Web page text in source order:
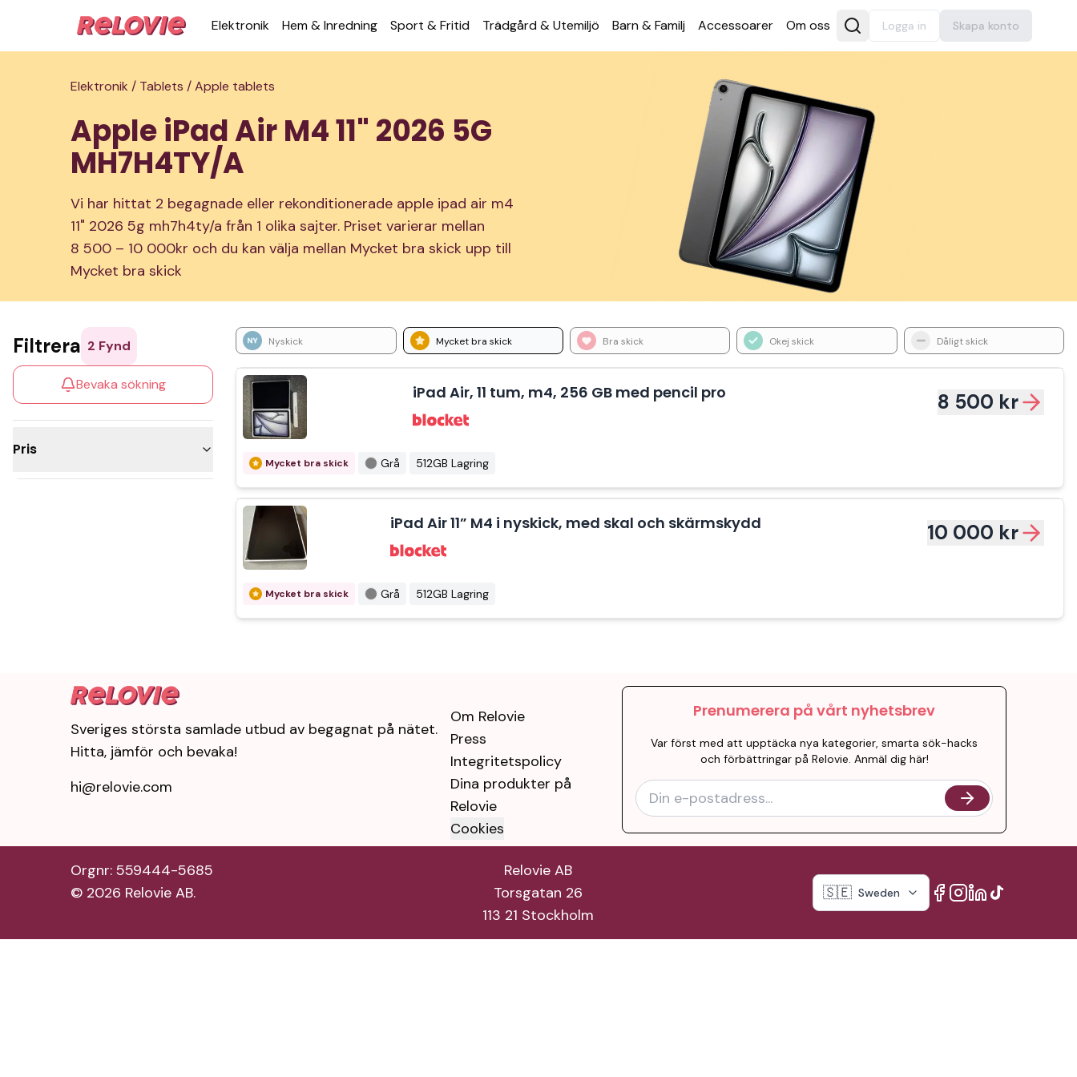
Elek­tronik Hem & Inred­ning Sport & Fritid Trädgård & Utemiljö Barn & Familj Acces­soarer Om oss Logga in Skapa konto
Elektronik / Tablets /Apple tablets
Apple iPad Air M4 11" 2026 5G
MH7H4TY/A
Vi har hittat 2 begagnade eller rekonditionerade apple ipad air m4
11" 2026 5g mh7h4ty/a från 1 olika sajter. Priset varierar mellan
8 500 – 10 000kr och du kan välja mellan Mycket bra skick upp till
Mycket bra skick
Nyskick Mycket bra skick Bra skick Okej skick Dåligt skick
Filtrera 2 Fynd
Bevaka sökning
Pris
iPad Air, 11 tum, m4, 256 GB med pencil pro 8 500 kr
Mycket bra skick Grå 512GB Lagring
iPad Air 11” M4 i nyskick, med skal och skärmskydd 10 000 kr
Mycket bra skick Grå 512GB Lagring
Sveriges största samlade utbud av begagnat på nätet.
Hitta, jämför och bevaka!
hi@relovie.com
Om Relovie
Press
Integritetspolicy
Dina produkter på
Relovie
Cookies
Prenumerera på vårt nyhetsbrev
Var först med att upptäcka nya kategorier, smarta sök-hacks
och förbättringar på Relovie. Anmäl dig här!
Orgnr: 559444-5685
© 2026 Relovie AB.
Relovie AB
Torsgatan 26
113 21 Stockholm
🇸🇪 Sweden